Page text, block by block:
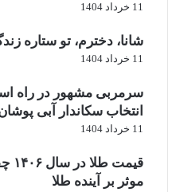
11 خرداد 1404
شانا، دخترم، تو ستاره
11 خرداد 1404
سرمربی مشهور در راه
انتخاب سکاندار آبی
11 خرداد 1404
موثر بر آینده طلا